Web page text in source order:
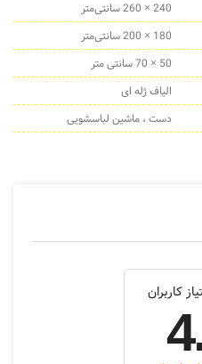
240 × 260 سانتی‌متر
180 × 200 سانتی‌متر
50 × 70 سانتی متر
الیاف ژله ای
دست ، ماشین لباسشویی
کاربران